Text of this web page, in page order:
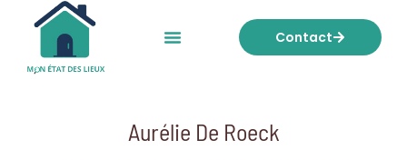
Contact
Aurélie De Roeck